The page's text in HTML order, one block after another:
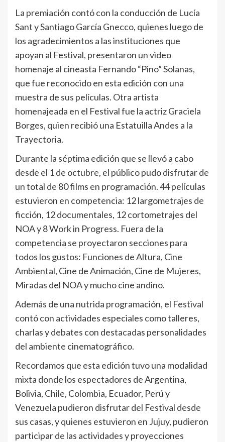
La premiación contó con la conducción de Lucía
Sant y Santiago García Gnecco, quienes luego de
los agradecimientos a las instituciones que
apoyan al Festival, presentaron un video
homenaje al cineasta Fernando “Pino” Solanas,
que fue reconocido en esta edición con una
muestra de sus películas. Otra artista
homenajeada en el Festival fue la actriz Graciela
Borges, quien recibió una Estatuilla Andes a la
Trayectoria.
Durante la séptima edición que se llevó a cabo
desde el 1 de octubre, el público pudo disfrutar de
un total de 80 films en programación. 44 películas
estuvieron en competencia: 12 largometrajes de
ficción, 12 documentales, 12 cortometrajes del
NOA y 8 Work in Progress. Fuera de la
competencia se proyectaron secciones para
todos los gustos: Funciones de Altura, Cine
Ambiental, Cine de Animación, Cine de Mujeres,
Miradas del NOA y mucho cine andino.
Además de una nutrida programación, el Festival
contó con actividades especiales como talleres,
charlas y debates con destacadas personalidades
del ambiente cinematográfico.
Recordamos que esta edición tuvo una modalidad
mixta donde los espectadores de Argentina,
Bolivia, Chile, Colombia, Ecuador, Perú y
Venezuela pudieron disfrutar del Festival desde
sus casas, y quienes estuvieron en Jujuy, pudieron
participar de las actividades y proyecciones